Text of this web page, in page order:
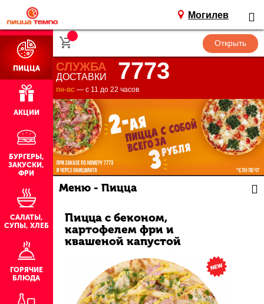
Могилев
ПИЦЦА
АКЦИИ
БУРГЕРЫ,
ЗАКУСКИ,
ФРИ
САЛАТЫ,
СУПЫ, ХЛЕБ
ГОРЯЧИЕ
БЛЮДА
СЛУЖБА
ДОСТАВКИ 7773
пн-вс — с 11 до 22 часов
Меню - Пицца
Пицца с беконом,
картофелем фри и
квашеной капустой